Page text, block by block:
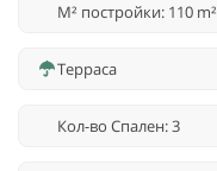
M² постройки: 110 m²
Терраса
Кол-во Спален: 3